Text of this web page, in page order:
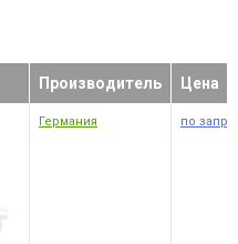
Производитель Цена
Германия по